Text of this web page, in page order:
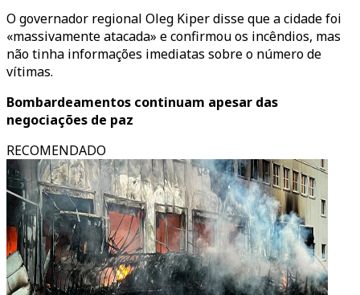
O governador regional Oleg Kiper disse que a cidade foi
«massivamente atacada» e confirmou os incêndios, mas
não tinha informações imediatas sobre o número de
vítimas.
Bombardeamentos continuam apesar das
negociações de paz
RECOMENDADO